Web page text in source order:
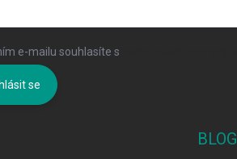
e-mailu souhlasíte s
se
BLOG